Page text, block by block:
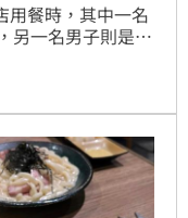
用餐時，其中一名
另一名男子則是將
友批評，店家得